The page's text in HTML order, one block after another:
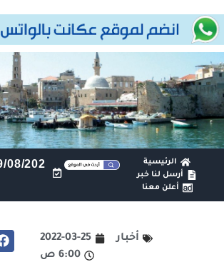
الرئيسية
أرسل لنا خبر
أعلن معنا
08/202
أخبار
2022-03-25
6:00 ص